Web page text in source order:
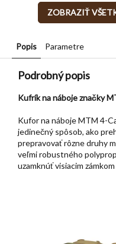
ZOBRAZIŤ
Popis Parametre
Podrobný popis
Kufrík na náboje značky
Kufor na náboje MTM 4-
jedinečný spôsob, ako
prepravovať rôzne druhy
veľmi robustného
uzamknúť visiacim